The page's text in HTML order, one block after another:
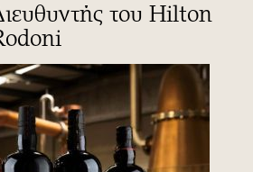
του Hilton